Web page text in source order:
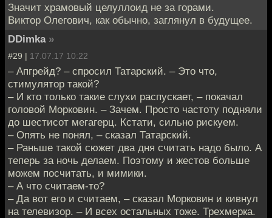
Значит храмовый целуллоид не за горами.
Виктор Олегович, как обычно, заглянул в будущее.
DDimka »
#29 | 17.07.17 10:22
– Апгрейд? – спросил Татарский. – Это что,
стимулятор такой?
– И кто только такие слухи распускает, – покачал
головой Морковин. – Зачем. Просто частоту подняли
до шестисот мегагерц. Кстати, сильно рискуем.
– Опять не понял, – сказал Татарский.
– Раньше такой сюжет два дня считать надо было. А
теперь за ночь делаем. Поэтому и жестов больше
можем посчитать, и мимики.
– А что считаем-то?
– Да вот его и считаем, – сказал Морковин и кивнул
на телевизор. – И всех остальных тоже. Трехмерка.